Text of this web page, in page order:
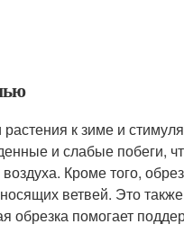
к зиме и
и слабые побеги,
Кроме того,
ветвей. Это
обрезка помогает